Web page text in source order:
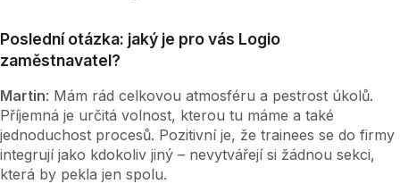
Poslední otázka: jaký je pro vás Logio
zaměstnavatel?
Martin: Mám rád celkovou atmosféru a pestrost úkolů.
Příjemná je určitá volnost, kterou tu máme a také
jednoduchost procesů. Pozitivní je, že trainees se do firmy
integrují jako kdokoliv jiný – nevytvářejí si žádnou sekci,
která by pekla jen spolu.